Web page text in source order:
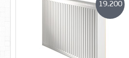
19.200